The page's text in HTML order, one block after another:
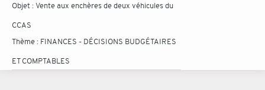
Objet :Vente aux enchères de deux véhicules du
CCAS
Thème : FINANCES - DÉCISIONS BUDGÉTAIRES
ET COMPTABLES